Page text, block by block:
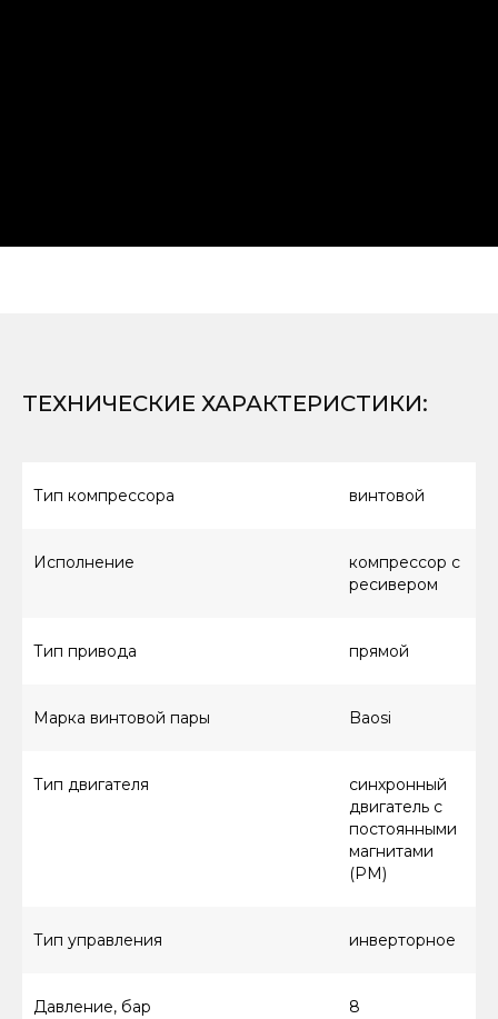
ТЕХНИЧЕСКИЕ ХАРАКТЕРИСТИКИ:
Тип компрессора винтовой
Исполнение
компрессор с
ресивером
Тип привода прямой
Марка винтовой пары Baosi
Тип двигателя
синхронный
двигатель с
постоянными
магнитами
(PM)
Тип управления инверторное
Давление, бар 8